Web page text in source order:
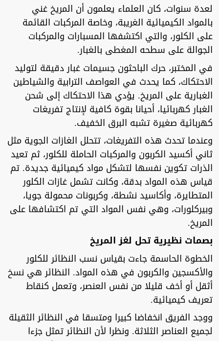
لعدة سنوات، كان العلماء يعلمون أن المريخ غني
بالمواد الكيميائية الغريبة، وخاصة المركبات القائمة
على الكلور، والتي اكتشفها المسبارات والمركبات
الجوالة على سطحه المغطى بالغبار.
في المختبر، حرك الباحثون جسيمات غبار دقيقة لتوليد
الاحتكاك، كما يحدث في العواصف الترابية والشياطين
الغبارية على المريخ. يؤدي هذا الاحتكاك إلى شحن
الغبار كهربائيا، أحيانا بقوة كافية لإنتاج تفريغات
كهربائية صغيرة تشبه البرق الخفيف.
وعندما تحدث هذه التفريغات، تتحلل الغازات الجوية مثل
ثاني أكسيد الكربون والمركبات الحاملة للكلور، ثم تعيد
الذرات تكوين نفسها لتشكل مواد كيميائية جديدة. تم
قياس هذه المواد بدقة، وكانت تشمل غازات الكلور
المتطايرة، وأكاسيد نشطة، وكربونات محمولة جويا،
وبيركلورات، وهي نفس المواد التي تم اكتشافها على
المريخ.
بصمات نظيرية تحل لغز المريخ
الخطوة الحاسمة جاءت بقياس نسب النظائر للكلور
والأكسجين والكربون في هذه المواد. النظائر هي نسخ
أثقل أو أخف قليلا من نفس العنصر، وتعمل كنقاط
تعريف كيميائية.
ووجد الفريق انخفاضا كبيرا ومتسقا في النظائر الثقيلة
لجميع العناصر الثلاثة. ونظرا لأن النظائر تمثل جزءا